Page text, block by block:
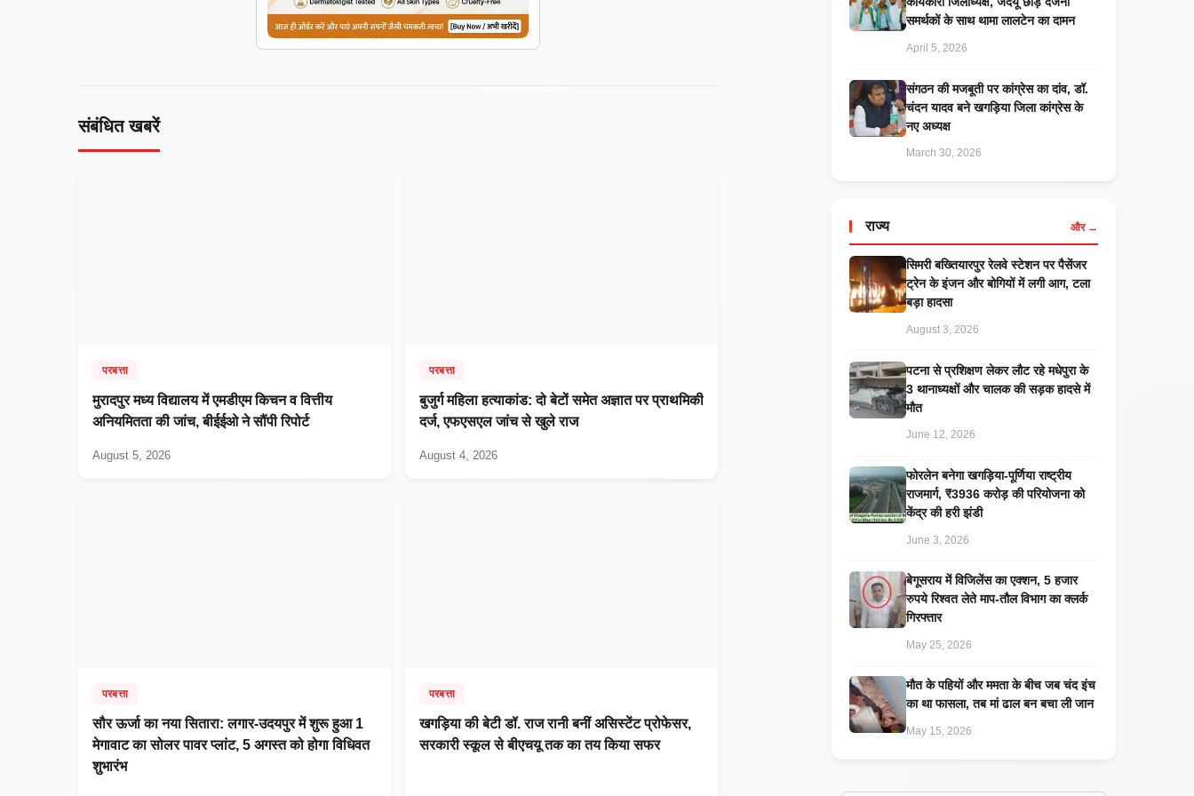
संबंधित खबरें
परबत्ता
मुरादपुर मध्य विद्यालय में एमडीएम किचन व वित्तीय
अनियमितता की जांच, बीईईओ ने सौंपी रिपोर्ट
August 5, 2026
परबत्ता
बुजुर्ग महिला हत्याकांड: दो बेटों समेत अज्ञात पर प्राथमिकी
दर्ज, एफएसएल जांच से खुले राज
August 4, 2026
परबत्ता
सौर ऊर्जा का नया सितारा: लगार-उदयपुर में शुरू हुआ 1
मेगावाट का सोलर पावर प्लांट, 5 अगस्त को होगा विधिवत
शुभारंभ
परबत्ता
खगड़िया की बेटी डॉ. राज रानी बनीं असिस्टेंट प्रोफेसर,
सरकारी स्कूल से बीएचयू तक का तय किया सफर
समर्थकों के साथ थामा लालटेन का दामन
April 5, 2026
संगठन की मजबूती पर कांग्रेस का दांव, डॉ.
चंदन यादव बने खगड़िया जिला कांग्रेस के
नए अध्यक्ष
March 30, 2026
राज्य और →
सिमरी बख्तियारपुर रेलवे स्टेशन पर पैसेंजर
ट्रेन के इंजन और बोगियों में लगी आग, टला
बड़ा हादसा
August 3, 2026
पटना से प्रशिक्षण लेकर लौट रहे मधेपुरा के
3 थानाध्यक्षों और चालक की सड़क हादसे में
मौत
June 12, 2026
​फोरलेन बनेगा खगड़िया-पूर्णिया राष्ट्रीय
राजमार्ग, ₹3936 करोड़ की परियोजना को
केंद्र की हरी झंडी
June 3, 2026
बेगूसराय में विजिलेंस का एक्शन, 5 हजार
रुपये रिश्वत लेते माप-तौल विभाग का क्लर्क
गिरफ्तार
May 25, 2026
मौत के पहियों और ममता के बीच जब चंद इंच
का था फासला, तब मां ढाल बन बचा ली जान
May 15, 2026